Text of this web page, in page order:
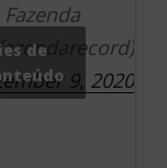
9, 2020
de